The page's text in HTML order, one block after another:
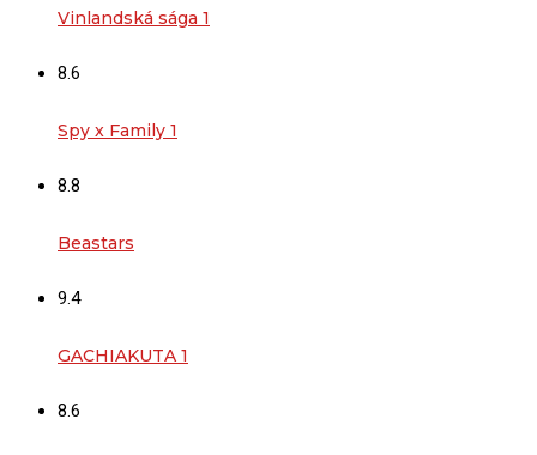
Vinlandská sága 1
8.6
Spy x Family 1
8.8
Beastars
9.4
GACHIAKUTA 1
8.6